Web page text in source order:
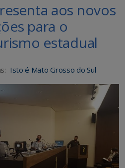
aos novos
para o
estadual
Isto é Mato Grosso do Sul